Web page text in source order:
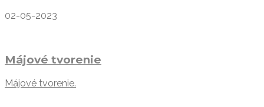
02-05-2023
Májové tvorenie
Májové tvorenie.